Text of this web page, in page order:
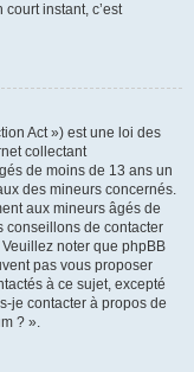
court instant, c’est
Act ») est une loi des
collectant
de moins de 13 ans un
des mineurs concernés.
aux mineurs âgés de
conseillons de contacter
noter que phpBB
pas vous proposer
à ce sujet, excepté
je contacter à propos de
? ».